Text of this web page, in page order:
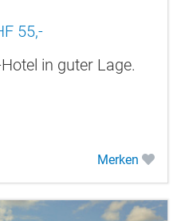
55,-
in guter Lage.
Merken